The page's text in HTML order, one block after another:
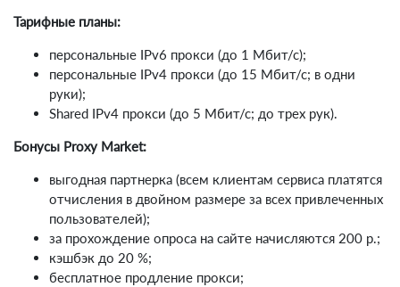
Тарифные планы:
персональные IPv6 прокси (до 1 Мбит/с);
персональные IPv4 прокси (до 15 Мбит/с; в одни
руки);
Shared IPv4 прокси (до 5 Мбит/с; до трех рук).
Бонусы Proxy Market:
выгодная партнерка (всем клиентам сервиса платятся
отчисления в двойном размере за всех привлеченных
пользователей);
за прохождение опроса на сайте начисляются 200 р.;
кэшбэк до 20 %;
бесплатное продление прокси;